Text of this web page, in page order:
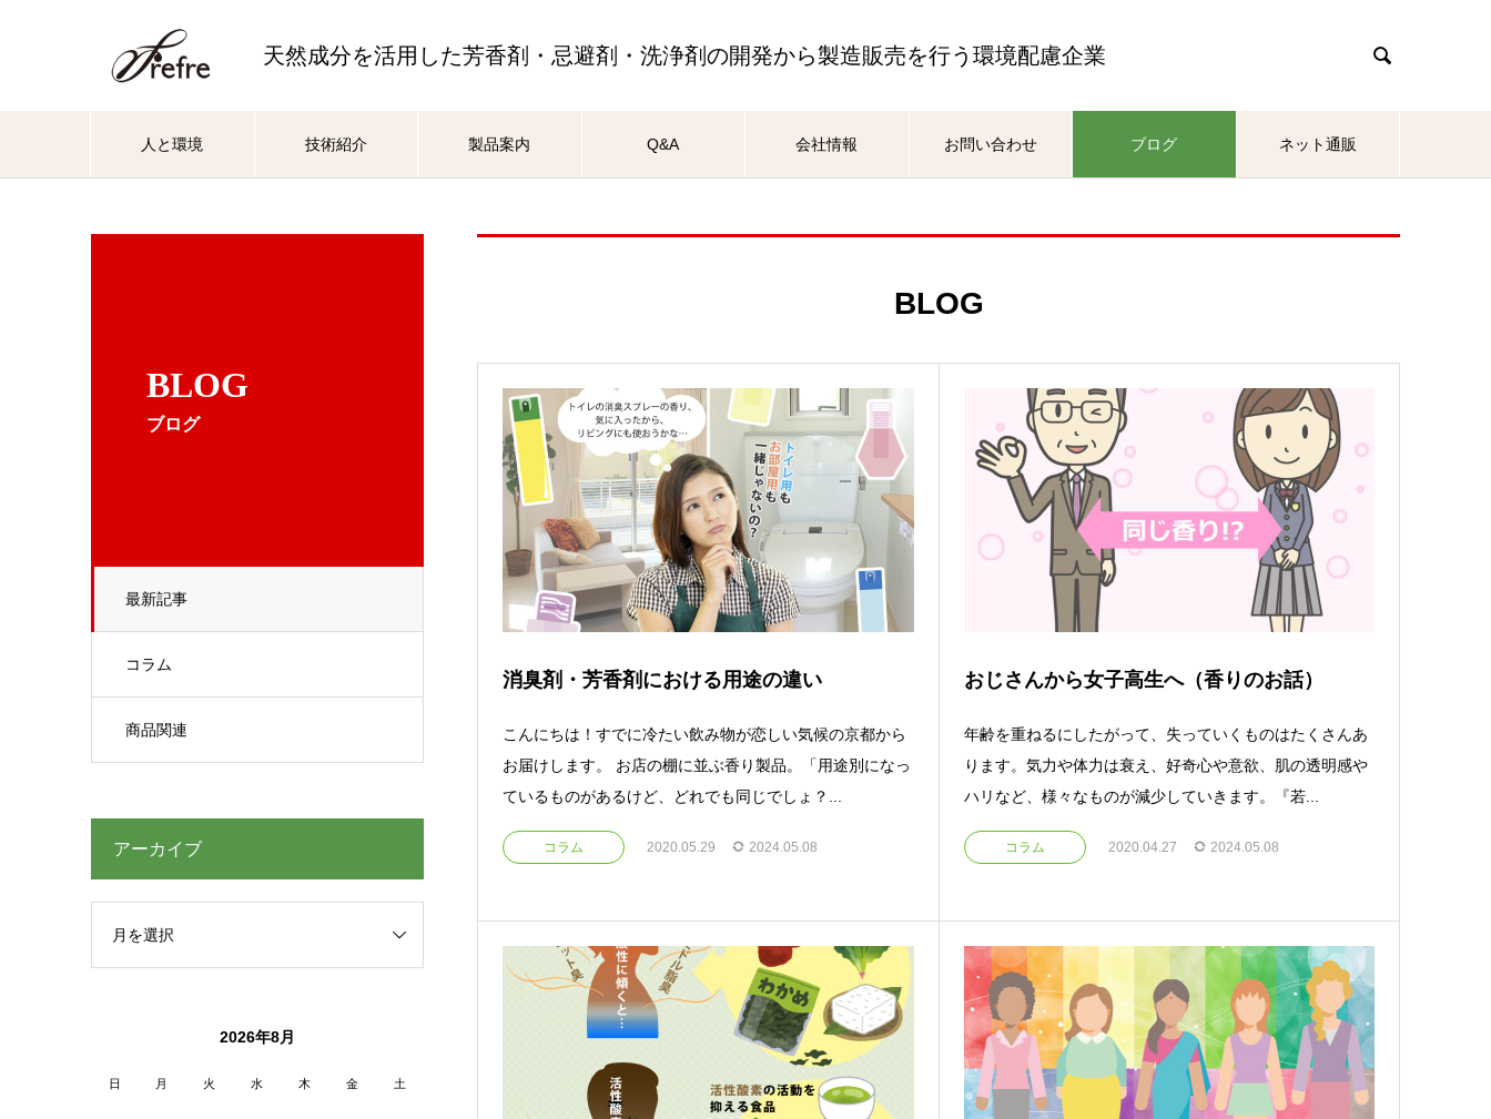
天然成分を活用した芳香剤・忌避剤・洗浄剤の開発から製造販売を行う環境配慮企業 
人と環境 技術紹介 製品案内 Q&A 会社情報 お問い合わせ ブログ ネット通販
BLOG
ブログ
最新記事
コラム
商品関連
BLOG
消臭剤・芳香剤における用途の違い
こんにちは！すでに冷たい飲み物が恋しい気候の京都から
お届けします。 お店の棚に並ぶ香り製品。「用途別になっ
ているものがあるけど、どれでも同じでしょ？...
コラム 2020.05.29 2024.05.08
おじさんから女子高生へ（香りのお話）
年齢を重ねるにしたがって、失っていくものはたくさんあ
ります。気力や体力は衰え、好奇心や意欲、肌の透明感や
ハリなど、様々なものが減少していきます。『若...
コラム 2020.04.27 2024.05.08
アーカイブ
2026年8月
日 月 火 水 木 金 土